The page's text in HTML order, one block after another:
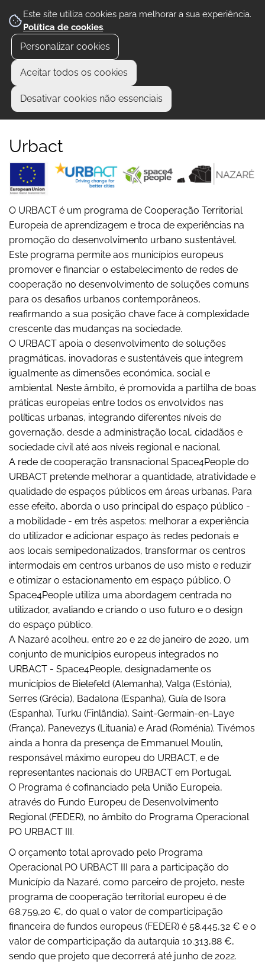
Este site utiliza cookies para melhorar a sua experiência.
Política de cookies.
Personalizar cookies
Aceitar todos os cookies
Desativar cookies não essenciais
Urbact
O URBACT é um programa de Cooperação Territorial
Europeia de aprendizagem e troca de experiências na
promoção do desenvolvimento urbano sustentável.
Este programa permite aos municípios europeus
promover e financiar o estabelecimento de redes de
cooperação no desenvolvimento de soluções comuns
para os desafios urbanos contemporâneos,
reafirmando a sua posição chave face à complexidade
crescente das mudanças na sociedade.
O URBACT apoia o desenvolvimento de soluções
pragmáticas, inovadoras e sustentáveis que integrem
igualmente as dimensões económica, social e
ambiental. Neste âmbito, é promovida a partilha de boas
práticas europeias entre todos os envolvidos nas
políticas urbanas, integrando diferentes níveis de
governação, desde a administração local, cidadãos e
sociedade civil até aos níveis regional e nacional.
A rede de cooperação transnacional Space4People do
URBACT pretende melhorar a quantidade, atratividade e
qualidade de espaços públicos em áreas urbanas. Para
esse efeito, aborda o uso principal do espaço público -
a mobilidade - em três aspetos: melhorar a experiência
do utilizador e adicionar espaço às redes pedonais e
aos locais semipedonalizados, transformar os centros
intermodais em centros urbanos de uso misto e reduzir
e otimizar o estacionamento em espaço público. O
Space4People utiliza uma abordagem centrada no
utilizador, avaliando e criando o uso futuro e o design
do espaço público.
A Nazaré acolheu, entre 20 e 22 de janeiro de 2020, um
conjunto de municípios europeus integrados no
URBACT - Space4People, designadamente os
municípios de Bielefeld (Alemanha), Valga (Estónia),
Serres (Grécia), Badalona (Espanha), Guía de Isora
(Espanha), Turku (Finlândia), Saint-Germain-en-Laye
(França), Panevezys (Lituania) e Arad (Roménia). Tivémos
ainda a honra da presença de Emmanuel Moulin,
responsável máximo europeu do URBACT, e de
representantes nacionais do URBACT em Portugal.
O Programa é cofinanciado pela União Europeia,
através do Fundo Europeu de Desenvolvimento
Regional (FEDER), no âmbito do Programa Operacional
PO URBACT III.
O orçamento total aprovado pelo Programa
Operacional PO URBACT III para a participação do
Município da Nazaré, como parceiro de projeto, neste
programa de cooperação territorial europeu é de
68.759,20 €, do qual o valor de comparticipação
financeira de fundos europeus (FEDER) é 58.445,32 € e o
valor de comparticipação da autarquia 10.313,88 €,
sendo que projeto que decorrerá até junho de 2022.